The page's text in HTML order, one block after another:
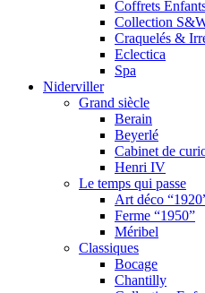
Coffrets
Collection
Craquelés &
Eclectica
Spa
Niderviller
Grand siècle
Berain
Beyerlé
Cabinet de
Henri IV
Le temps qui passe
Art déco
Ferme “1950”
Méribel
Classiques
Bocage
Chantilly